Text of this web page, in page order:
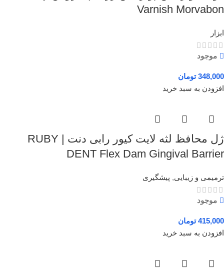
Varnish Morvabon
ابزار
موجود
348,000 تومان
افزودن به سبد خرید
ژل محافظ لثه لایت کیور رابی دنت | RUBY
DENT Flex Dam Gingival Barrier
ترمیمی و زیبایی, پیشگیری
موجود
415,000 تومان
افزودن به سبد خرید